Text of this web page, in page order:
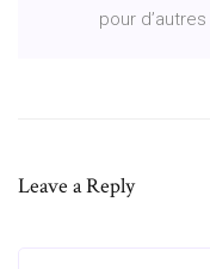
pour
Leave a Reply